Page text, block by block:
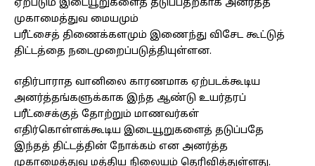
ஏற்படும் இடையூறுகளைத் தடுப்பதற்காக அனர்த்த
முகாமைத்துவ மையமும்
பரீட்சைத் திணைக்களமும் இணைந்து விசேட கூட்டுத்
திட்டத்தை நடைமுறைப்படுத்தியுள்ளன.
எதிர்பாராத வானிலை காரணமாக ஏற்படக்கூடிய
அனர்த்தங்களுக்காக இந்த ஆண்டு உயர்தரப்
பரீட்சைக்குத் தோற்றும் மாணவர்கள்
எதிர்கொள்ளக்கூடிய இடையூறுகளைத் தடுப்பதே
இந்தத் திட்டத்தின் நோக்கம் என அனர்த்த
முகாமைத்துவ மத்திய நிலையம் தெரிவித்துள்ளது.